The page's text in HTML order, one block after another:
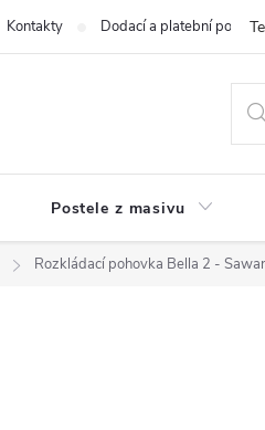
Kontakty Dodací a platební
Postele z masivu
Rozkládací pohovka Bella 2 -